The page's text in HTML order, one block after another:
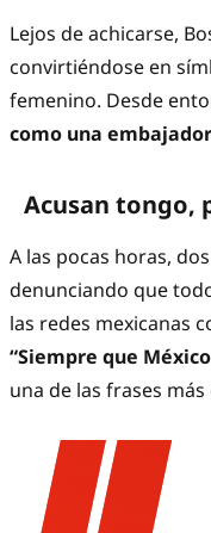
Lejos de achicarse,
convirtiéndose en
femenino. Desde
como una
Acusan tongo,
A las pocas horas,
denunciando que
las redes mexicanas
“Siempre que
una de las frases